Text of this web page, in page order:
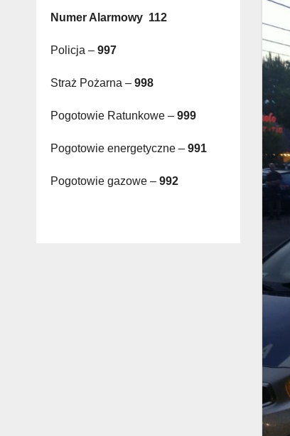
Numer Alarmowy 112
Policja – 997
Straż Pożarna – 998
Pogotowie Ratunkowe – 999
Pogotowie energetyczne – 991
Pogotowie gazowe – 992